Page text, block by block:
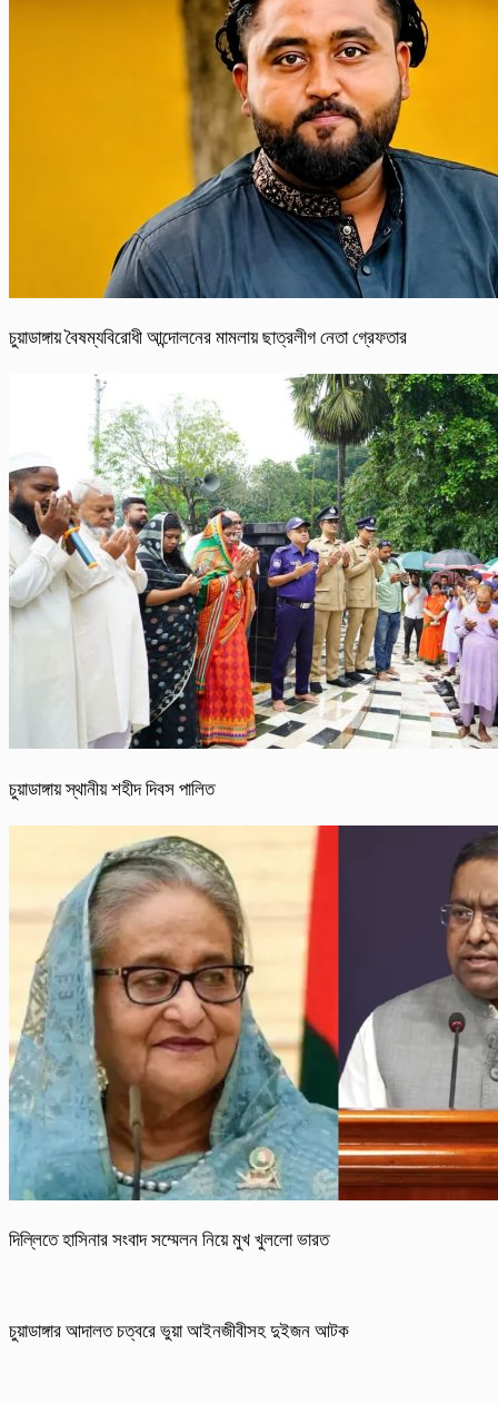
চুয়াডাঙ্গায় বৈষম্যবিরোধী আন্দোলনের মামলায় ছাত্রলীগ নেতা গ্রেফতার
চুয়াডাঙ্গায় স্থানীয় শহীদ দিবস পা‌লিত
দিল্লিতে হাসিনার সংবাদ সম্মেলন নিয়ে মুখ খুললো ভারত
চুয়াডাঙ্গার আদালত চত্বরে ভুয়া আইনজীবীসহ দুইজন আটক